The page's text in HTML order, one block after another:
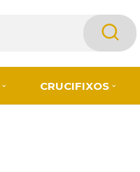
CRUCIFIXOS